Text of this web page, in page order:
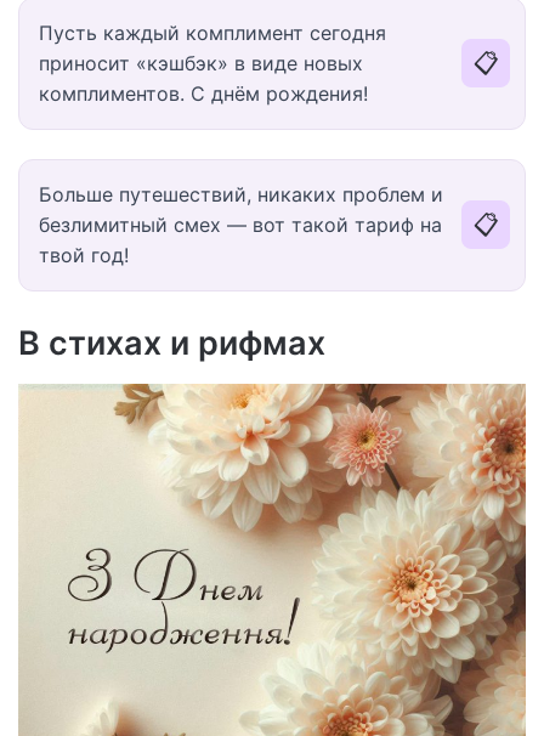
Пусть каждый комплимент сегодня
приносит «кэшбэк» в виде новых
комплиментов. С днём рождения!
📋
Больше путешествий, никаких проблем и
безлимитный смех — вот такой тариф на
твой год!
📋
В стихах и рифмах